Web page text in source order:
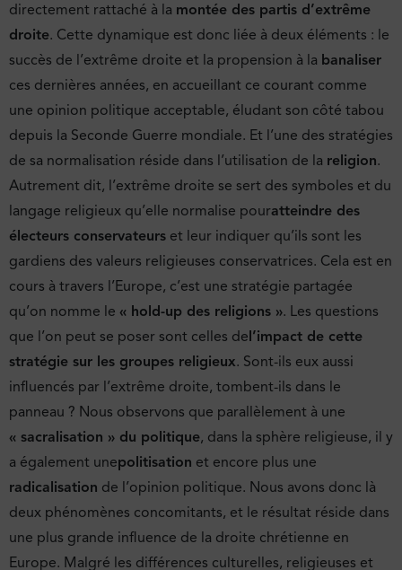
directement rattaché à la montée des partis d’extrême
droite. Cette dynamique est donc liée à deux éléments : le
succès de l’extrême droite et la propension à la banaliser
ces dernières années, en accueillant ce courant comme
une opinion politique acceptable, éludant son côté tabou
depuis la Seconde Guerre mondiale. Et l’une des stratégies
de sa normalisation réside dans l’utilisation de la religion.
Autrement dit, l’extrême droite se sert des symboles et du
langage religieux qu’elle normalise pouratteindre des
électeurs conservateurs et leur indiquer qu’ils sont les
gardiens des valeurs religieuses conservatrices. Cela est en
cours à travers l’Europe, c’est une stratégie partagée
qu’on nomme le « hold-up des religions ». Les questions
que l’on peut se poser sont celles del’impact de cette
stratégie sur les groupes religieux. Sont-ils eux aussi
influencés par l’extrême droite, tombent-ils dans le
panneau ? Nous observons que parallèlement à une
« sacralisation » du politique, dans la sphère religieuse, il y
a également unepolitisation et encore plus une
radicalisation de l’opinion politique. Nous avons donc là
deux phénomènes concomitants, et le résultat réside dans
une plus grande influence de la droite chrétienne en
Europe. Malgré les différences culturelles, religieuses et